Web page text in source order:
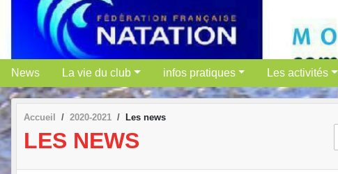
News La vie du club infos pratiques Les activités
Accueil 2020-2021 Les news
LES NEWS